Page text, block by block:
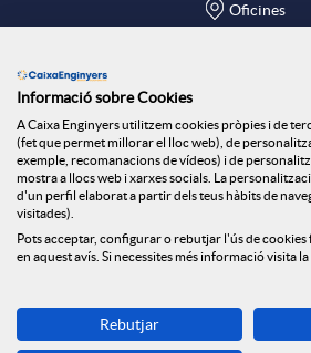
Oficines
Social Room
Seguretat Online
Descarrega-la
Banca MOBILE
Informació sobre Cookies
A Caixa Enginyers utilitzem cookies pròpies i de
(fet que permet millorar el lloc web), de
exemple, recomanacions de vídeos) i de
mostra a llocs web i xarxes socials. La
d'un perfil elaborat a partir dels teus hàbits de
visitades).
Pots acceptar, configurar o rebutjar l'ús de
en aquest avís. Si necessites més informació visita
Rebutjar